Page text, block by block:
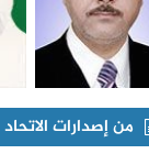
من إصدارات الاتحاد